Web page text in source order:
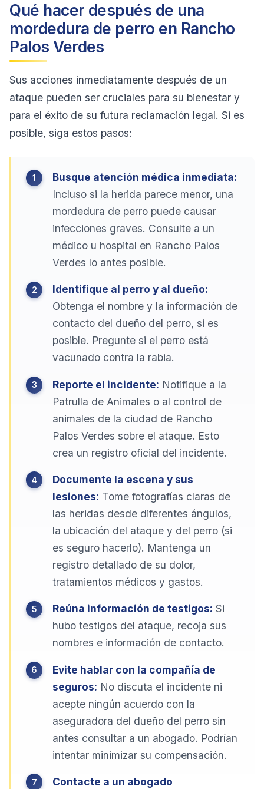
Qué hacer después de una
mordedura de perro en Rancho
Palos Verdes
Sus acciones inmediatamente después de un
ataque pueden ser cruciales para su bienestar y
para el éxito de su futura reclamación legal. Si es
posible, siga estos pasos:
Busque atención médica inmediata:
Incluso si la herida parece menor, una
mordedura de perro puede causar
infecciones graves. Consulte a un
médico u hospital en Rancho Palos
Verdes lo antes posible.
Identifique al perro y al dueño:
Obtenga el nombre y la información de
contacto del dueño del perro, si es
posible. Pregunte si el perro está
vacunado contra la rabia.
Reporte el incidente: Notifique a la
Patrulla de Animales o al control de
animales de la ciudad de Rancho
Palos Verdes sobre el ataque. Esto
crea un registro oficial del incidente.
Documente la escena y sus
lesiones: Tome fotografías claras de
las heridas desde diferentes ángulos,
la ubicación del ataque y del perro (si
es seguro hacerlo). Mantenga un
registro detallado de su dolor,
tratamientos médicos y gastos.
Reúna información de testigos: Si
hubo testigos del ataque, recoja sus
nombres e información de contacto.
Evite hablar con la compañía de
seguros: No discuta el incidente ni
acepte ningún acuerdo con la
aseguradora del dueño del perro sin
antes consultar a un abogado. Podrían
intentar minimizar su compensación.
Contacte a un abogado